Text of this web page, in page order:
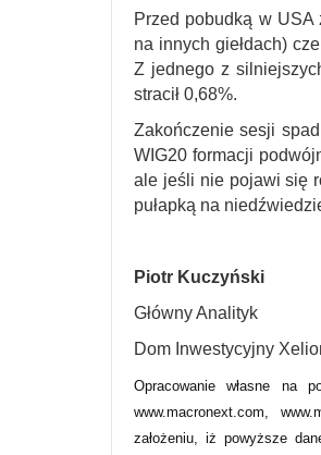
Przed pobudką w USA
na innych giełdach)
Z jednego z
stracił 0,68%.
Zakończenie sesji
WIG20 formacji
ale jeśli nie pojawi się
pułapką na
Piotr Kuczyński
Główny Analityk
Dom Inwestycyjny
Opracowanie własne na
www.macronext.com,
założeniu, iż powyższe